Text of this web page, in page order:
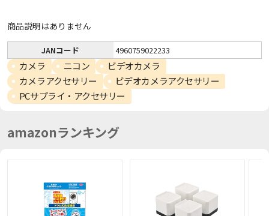
商品説明はありません
JANコード 4960759022233
カメラ ニコン
ビデオカメラ
カメラアクセサリー
ビデオカメラアクセサリー
PCサプライ・アクセサリー
amazonランキング